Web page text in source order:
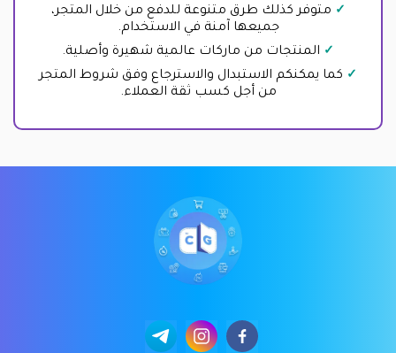
متوفر كذلك طرق متنوعة للدفع من خلال المتجر،
جميعها آمنة في الاستخدام.
المنتجات من ماركات عالمية شهيرة وأصلية.
كما يمكنكم الاستبدال والاسترجاع وفق شروط المتجر
من أجل كسب ثقة العملاء.